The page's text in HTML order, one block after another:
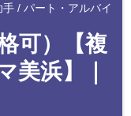
/ パート・アルバイ
可）【複
美浜】｜